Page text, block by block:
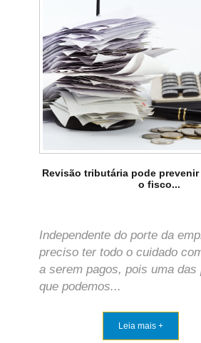
Revisão tributária pode
o fisco...
Independente do porte da
preciso ter todo o cuidado
a serem pagos, pois uma
que podemos...
Leia mais +